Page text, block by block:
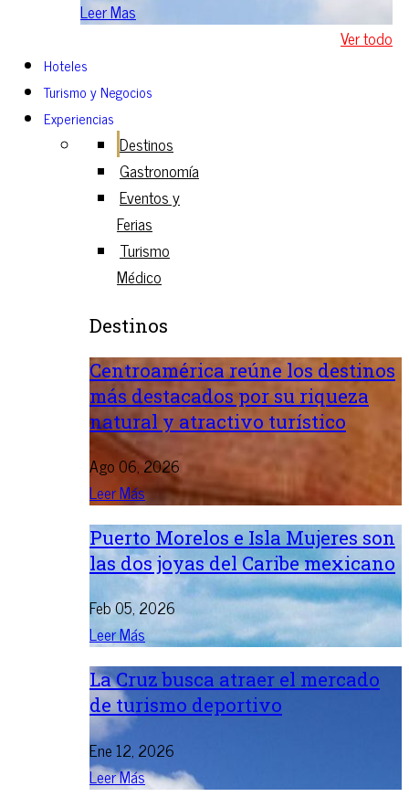
Leer Mas
Ver todo
Hoteles
Turismo y Negocios
Experiencias
Destinos
Gastronomía
Eventos y
Ferias
Turismo
Médico
Destinos
Centroamérica reúne los destinos
más destacados por su riqueza
natural y atractivo turístico
Ago 06, 2026
Leer Más
Puerto Morelos e Isla Mujeres son
las dos joyas del Caribe mexicano
Feb 05, 2026
Leer Más
La Cruz busca atraer el mercado
de turismo deportivo
Ene 12, 2026
Leer Más